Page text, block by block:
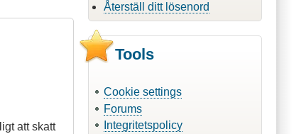
att skatt
Återställ ditt lösenord
Tools
Cookie settings
Forums
Integritetspolicy